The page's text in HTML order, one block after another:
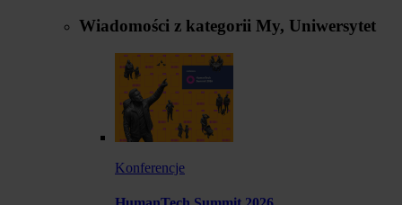
Wiadomości z kategorii My, Uniwersytet
Konferencje